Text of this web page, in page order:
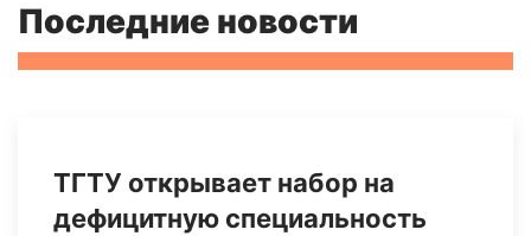
Последние новости
ТГТУ открывает набор на
дефицитную специальность